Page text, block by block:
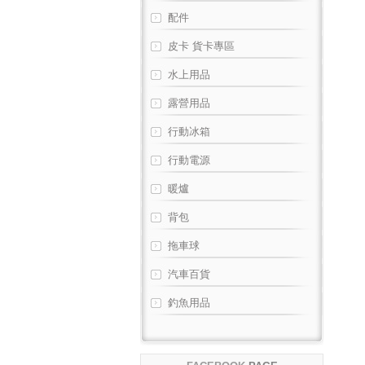
配件
皮卡 貨卡專區
水上用品
露營用品
行動冰箱
行動電源
暖爐
背包
拖車球
汽車百貨
釣魚用品